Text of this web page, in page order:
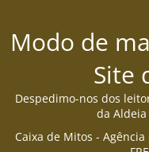
Modo de
Site
Despedimo-nos dos
da
Caixa de Mitos -